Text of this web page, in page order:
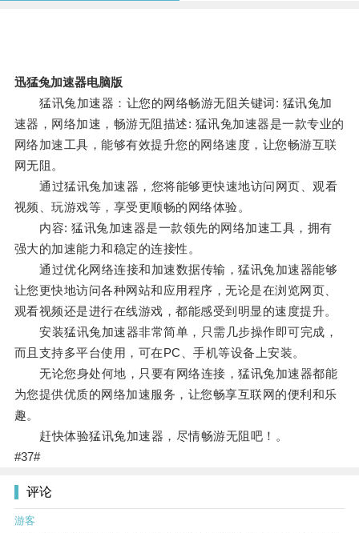
迅猛兔加速器电脑版
猛讯兔加速器：让您的网络畅游无阻关键词: 猛讯兔加
速器，网络加速，畅游无阻描述: 猛讯兔加速器是一款专业的
网络加速工具，能够有效提升您的网络速度，让您畅游互联
网无阻。
通过猛讯兔加速器，您将能够更快速地访问网页、观看
视频、玩游戏等，享受更顺畅的网络体验。
内容: 猛讯兔加速器是一款领先的网络加速工具，拥有
强大的加速能力和稳定的连接性。
通过优化网络连接和加速数据传输，猛讯兔加速器能够
让您更快地访问各种网站和应用程序，无论是在浏览网页、
观看视频还是进行在线游戏，都能感受到明显的速度提升。
安装猛讯兔加速器非常简单，只需几步操作即可完成，
而且支持多平台使用，可在PC、手机等设备上安装。
无论您身处何地，只要有网络连接，猛讯兔加速器都能
为您提供优质的网络加速服务，让您畅享互联网的便利和乐
趣。
赶快体验猛讯兔加速器，尽情畅游无阻吧！。
#37#
评论
游客